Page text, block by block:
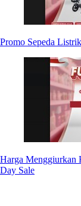
Promo Sepeda
Harga Menggiurkan
Day Sale